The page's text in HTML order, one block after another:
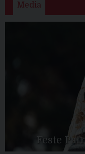
Media
Feste